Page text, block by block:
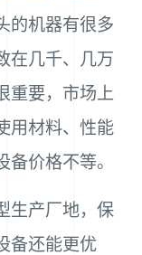
的机器有很多
在几千、几万
重要，市场上
用材料、性能
价格不等。
生产厂地，保
备还能更优